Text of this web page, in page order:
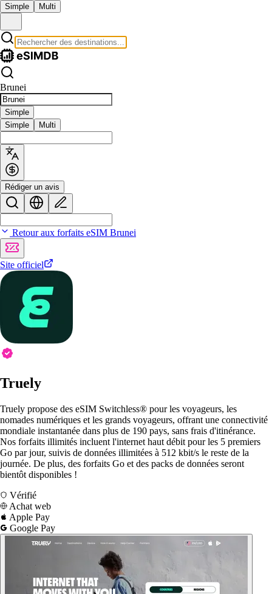
Simple Multi
Brunei
Simple
Simple
Multi
Rédiger un avis
Retour aux forfaits eSIM Brunei
Site officiel
Truely
Truely propose des eSIM Switchless® pour les voyageurs, les
nomades numériques et les grands voyageurs, offrant une connectivité
mondiale instantanée dans plus de 190 pays, sans frais d'itinérance.
Nos forfaits illimités incluent l'internet haut débit pour les 5 premiers
Go par jour, suivis de données illimitées à 512 kbit/s le reste de la
journée. De plus, des forfaits Go et des packs de données seront
bientôt disponibles !
Vérifié
Achat web
Apple Pay
Google Pay